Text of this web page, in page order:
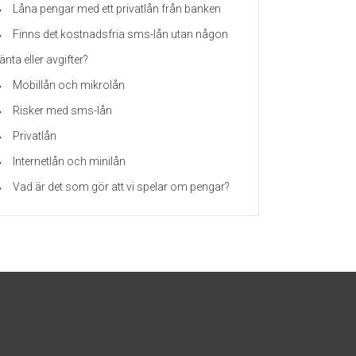
Låna pengar med ett privatlån från banken
Finns det kostnadsfria sms-lån utan någon
eller avgifter?
Mobillån och mikrolån
Risker med sms-lån
Privatlån
Internetlån och minilån
Vad är det som gör att vi spelar om pengar?